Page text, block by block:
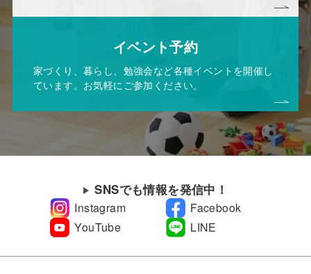
イベント予約
家づくり、暮らし、勉強会など各種イベントを開催し
ています。お気軽にご参加ください。
SNSでも情報を発信中！
Instagram
Facebook
YouTube
LINE